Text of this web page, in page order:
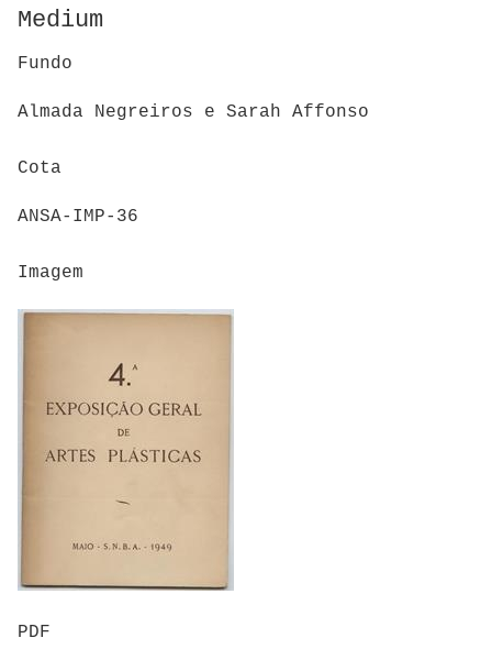
Medium
Fundo
Almada Negreiros e Sarah Affonso
Cota
ANSA-IMP-36
Imagem
PDF